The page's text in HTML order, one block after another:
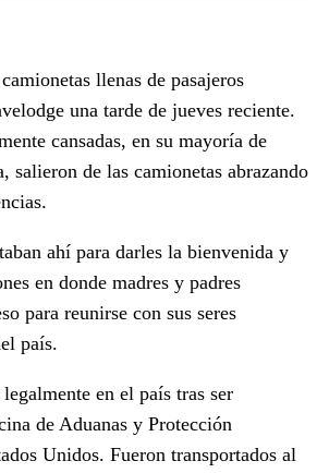
llenas de pasajeros
una tarde de jueves reciente.
cansadas, en su mayoría de
salieron de las camionetas abrazando
ahí para darles la bienvenida y
en donde madres y padres
para reunirse con sus seres
país.
en el país tras ser
de Aduanas y Protección
Unidos. Fueron transportados al